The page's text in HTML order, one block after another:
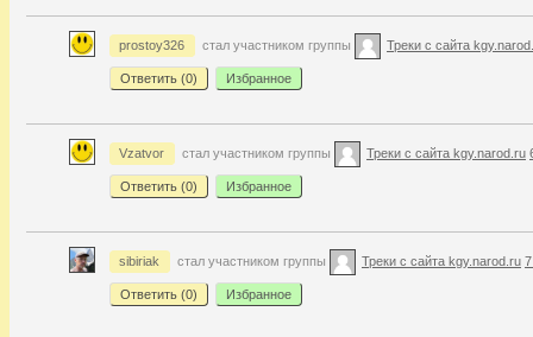
prostoy326 стал участником группы Треки с сайта
Ответить (0) Избранное
Vzatvor стал участником группы Треки с сайта kgy.narod.ru
Ответить (0) Избранное
sibiriak стал участником группы Треки с сайта kgy.narod.ru
Ответить (0) Избранное